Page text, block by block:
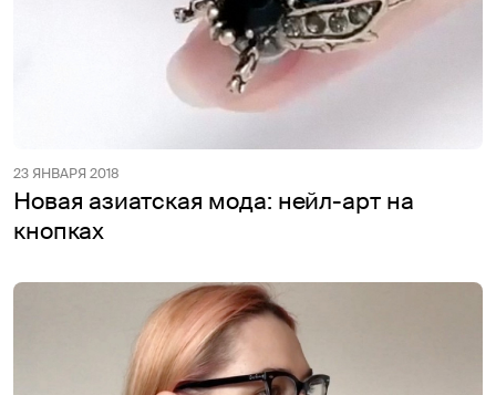
23 ЯНВАРЯ 2018
Новая азиатская мода: нейл-арт на
кнопках